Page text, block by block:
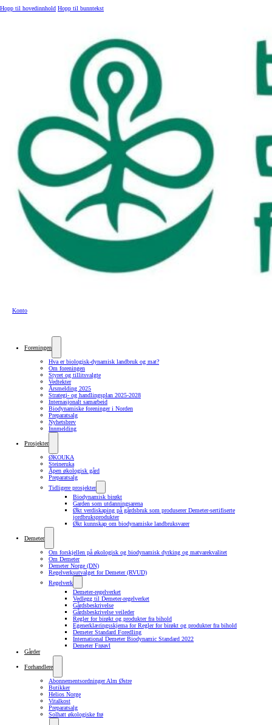
Hopp til hovedinnhold Hopp til bunntekst
Konto
Foreningen
Hva er biologisk-dynamisk landbruk og mat?
Om foreningen
Styret og tillitsvalgte
Vedtekter
Årsmelding 2025
Strategi- og handlingsplan 2025-2028
Internasjonalt samarbeid
Biodynamiske foreninger i Norden
Preparatsalg
Nyhetsbrev
Innmelding
Prosjekter
ØKOUKA
Steineruka
Åpen økologisk gård
Preparatsalg
Tidligere prosjekter
Biodynamisk birøkt
Garden som utdanningsarena
Økt verdiskaping på gårdsbruk som produserer Demeter-sertifiserte
jordbruksprodukter
Økt kunnskap om biodynamiske landbruksvarer
Demeter
Om forskjellen på økologisk og biodynamisk dyrking og matvarekvalitet
Om Demeter
Demeter Norge (DN)
Regelverksutvalget for Demeter (RVUD)
Regelverk
Demeter-regelverket
Vedlegg til Demeter-regelverket
Gårdsbeskrivelse
Gårdsbeskrivelse veileder
Regler for birøkt og produkter fra bihold
Egenerklæringsskjema for Regler for birøkt og produkter fra bihold
Demeter Standard Foredling
International Demeter Biodynamic Standard 2022
Demeter Frøavl
Gårder
Forhandlere
Abonnementsordninger Alm Østre
Butikker
Helios Norge
Vitalkost
Preparatsalg
Solhatt økologiske frø